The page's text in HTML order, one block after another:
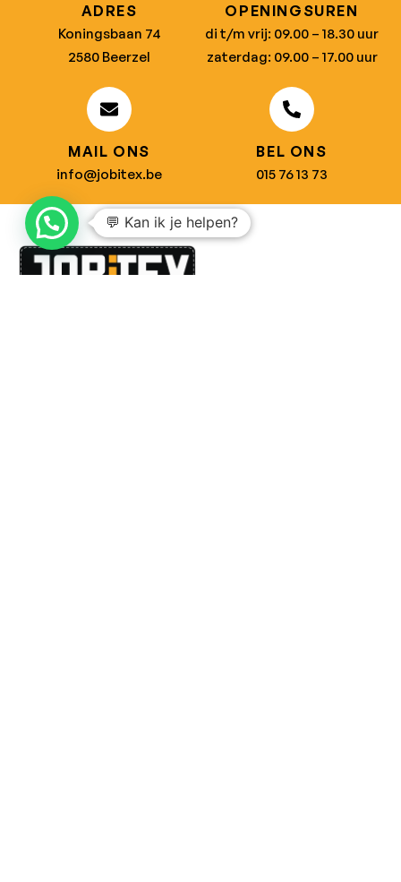
ADRES
Koningsbaan 74
2580 Beerzel
OPENINGSUREN
di t/m vrij: 09.00 – 18.30 uur
zaterdag: 09.00 – 17.00 uur
MAIL ONS
info@jobitex.be
BEL ONS
015 76 13 73
💬 Kan ik je helpen?